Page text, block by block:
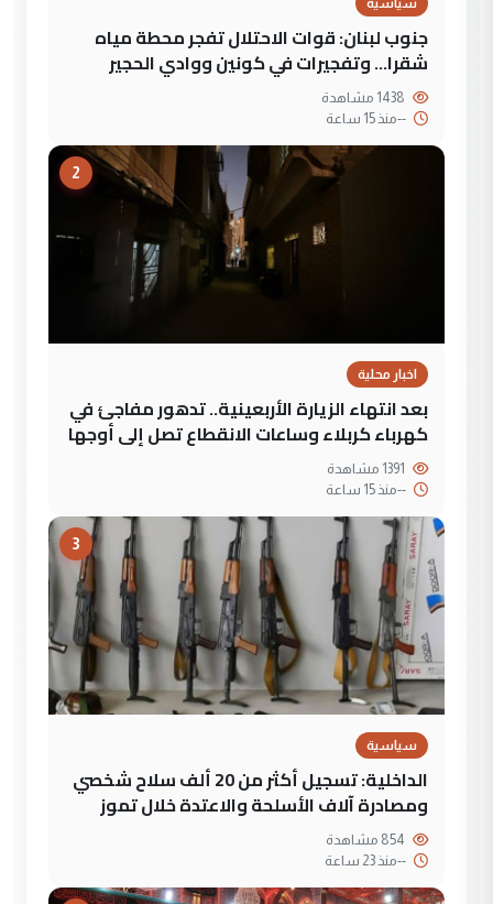
سياسية
جنوب لبنان: قوات الاحتلال تفجر محطة مياه
شقرا… وتفجيرات في كونين ووادي الحجير
--منذ 15 ساعة
2
اخبار محلية
بعد انتهاء الزيارة الأربعينية.. تدهور مفاجئ في
كهرباء كربلاء وساعات الانقطاع تصل إلى أوجها
--منذ 15 ساعة
3
سياسية
الداخلية: تسجيل أكثر من 20 ألف سلاح شخصي
ومصادرة آلاف الأسلحة والاعتدة خلال تموز
--منذ 23 ساعة